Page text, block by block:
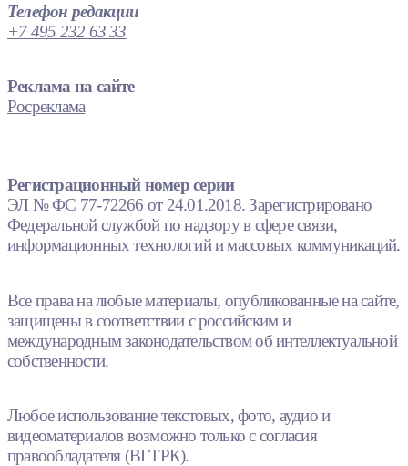
Телефон редакции
+7 495 232 63 33
Реклама на сайте
Росреклама
Регистрационный номер серии
ЭЛ № ФС 77-72266 от 24.01.2018. Зарегистрировано
Федеральной службой по надзору в сфере связи,
информационных технологий и массовых коммуникаций.
Все права на любые материалы, опубликованные на сайте,
защищены в соответствии с российским и
международным законодательством об интеллектуальной
собственности.
Любое использование текстовых, фото, аудио и
видеоматериалов возможно только с согласия
правообладателя (ВГТРК).